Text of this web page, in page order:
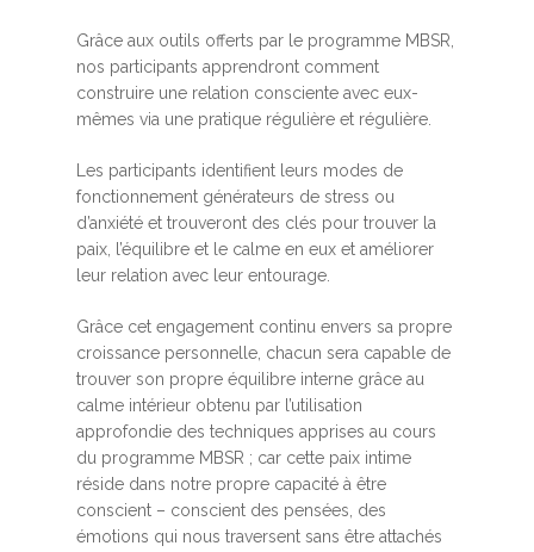
Grâce aux outils offerts par le programme MBSR,
nos participants apprendront comment
construire une relation consciente avec eux-
mêmes via une pratique régulière et régulière.
Les participants identifient leurs modes de
fonctionnement générateurs de stress ou
d’anxiété et trouveront des clés pour trouver la
paix, l’équilibre et le calme en eux et améliorer
leur relation avec leur entourage.
Grâce cet engagement continu envers sa propre
croissance personnelle, chacun sera capable de
trouver son propre équilibre interne grâce au
calme intérieur obtenu par l’utilisation
approfondie des techniques apprises au cours
du programme MBSR ; car cette paix intime
réside dans notre propre capacité à être
conscient – conscient des pensées, des
émotions qui nous traversent sans être attachés